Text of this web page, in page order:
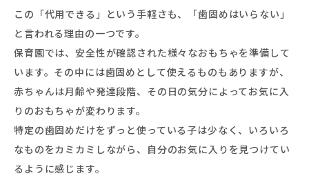
この「代用できる」という手軽さも、「歯固めはいらない」
と言われる理由の一つです。
保育園では、安全性が確認された様々なおもちゃを準備して
います。その中には歯固めとして使えるものもありますが、
赤ちゃんは月齢や発達段階、その日の気分によってお気に入
りのおもちゃが変わります。
特定の歯固めだけをずっと使っている子は少なく、いろいろ
なものをカミカミしながら、自分のお気に入りを見つけてい
るように感じます。